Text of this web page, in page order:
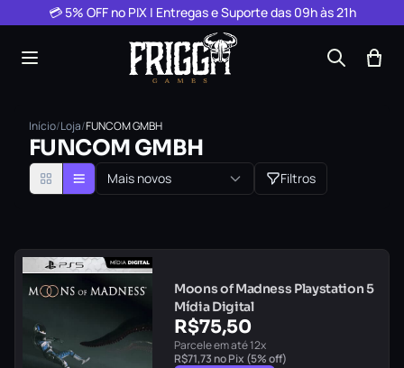
Pular para o conteúdo
💳 5% OFF no PIX | Entregas e Suporte das 09h às 21h
Início/Loja/FUNCOM GMBH
FUNCOM GMBH
Mais novos Filtros
Moons of Madness Playstation 5
Mídia Digital
R$75,50
Parcele em até 12x
R$71,73 no Pix (5% off)